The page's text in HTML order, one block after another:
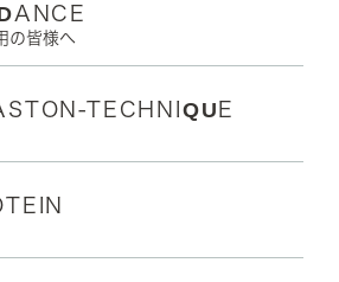
の皆様へ
TECHNIQUE